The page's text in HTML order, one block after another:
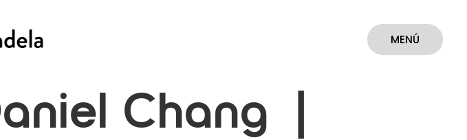
MENÚ
Chang |